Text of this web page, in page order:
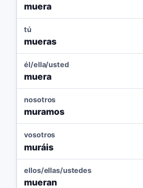
muera
tú
mueras
él/ella/usted
muera
nosotros
muramos
vosotros
muráis
ellos/ellas/ustedes
mueran